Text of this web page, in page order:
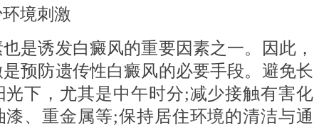
境刺激
诱发白癜风的重要因素之一。因此，
预防遗传性白癜风的必要手段。避免长
光下，尤其是中午时分;减少接触有害化
漆、重金属等;保持居住环境的清洁与通